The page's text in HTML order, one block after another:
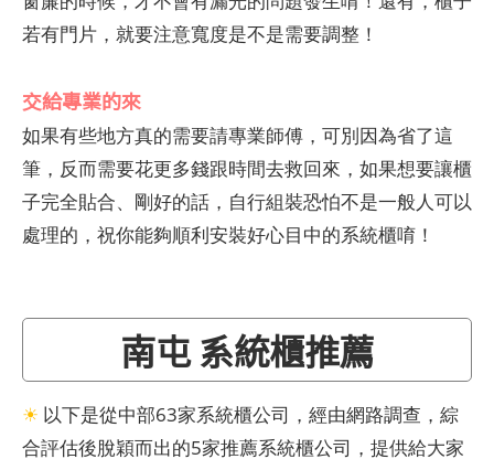
若有門片，就要注意寬度是不是需要調整！
交給專業的來
如果有些地方真的需要請專業師傅，可別因為省了這
筆，反而需要花更多錢跟時間去救回來，如果想要讓櫃
子完全貼合、剛好的話，自行組裝恐怕不是一般人可以
處理的，祝你能夠順利安裝好心目中的系統櫃唷！
南屯 系統櫃推薦
☀ 以下是從中部63家系統櫃公司，經由網路調查，綜
合評估後脫穎而出的5家推薦系統櫃公司，提供給大家